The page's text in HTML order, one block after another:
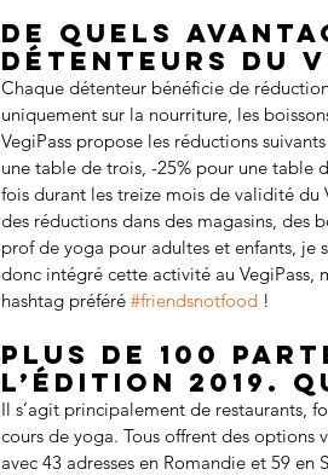
De quels
détenteurs du
Chaque détenteur bénéficie de
uniquement sur la nourriture, les
VegiPass propose les réductions
une table de trois, -25% pour une table
fois durant les treize mois de validité du
des réductions dans des magasins, des
prof de yoga pour adultes et enfants, je
donc intégré cette activité au VegiPass,
hashtag préféré #friendsnotfood !
Plus de 100
l’édition 2019.
Il s’agit principalement de restaurants,
cours de yoga. Tous offrent des options
avec 43 adresses en Romandie et 59